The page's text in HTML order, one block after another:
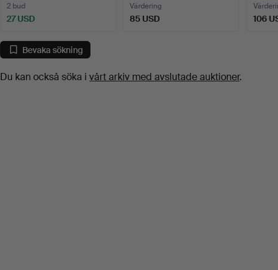
2 bud
27 USD
Värdering
85 USD 106
Bevaka sökning
Du kan också söka ivårt arkiv med avslutade auktioner.